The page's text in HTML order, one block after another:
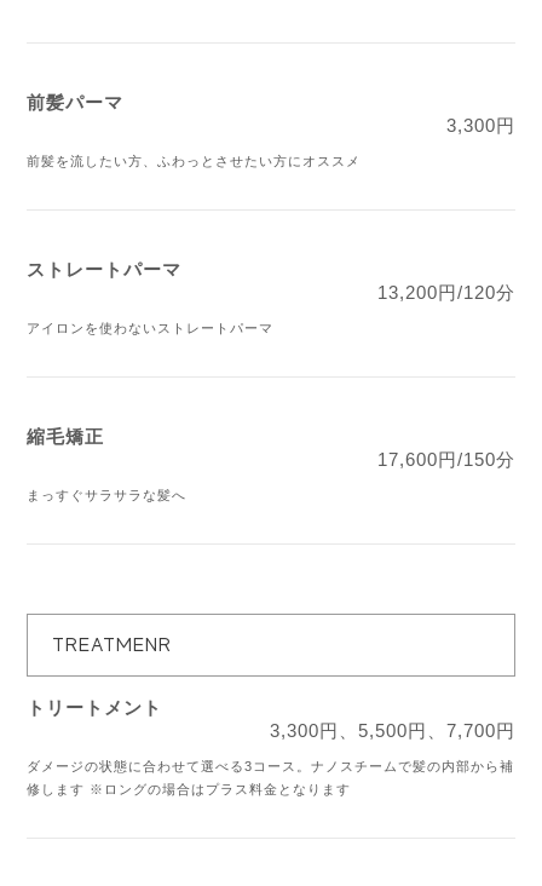
前髪パーマ
3,300円
前髪を流したい方、ふわっとさせたい方にオススメ
ストレートパーマ
13,200円/120分
アイロンを使わないストレートパーマ
縮毛矯正
17,600円/150分
まっすぐサラサラな髪へ
TREATMENR
トリートメント
3,300円、5,500円、7,700円
ダメージの状態に合わせて選べる3コース。ナノスチームで髪の内部から補
修します ※ロングの場合はプラス料金となります